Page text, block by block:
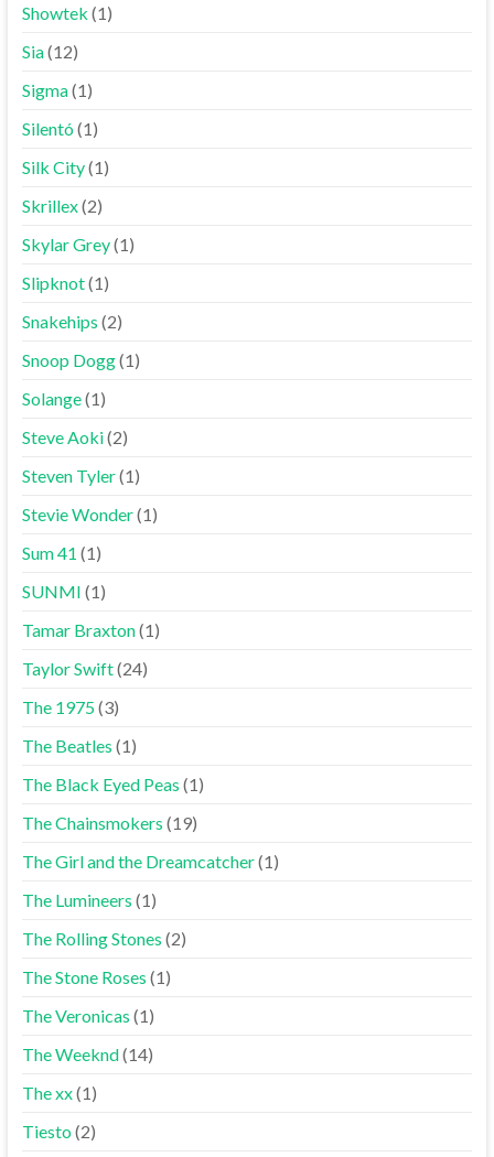
Showtek (1)
Sia(12)
Sigma(1)
Silentó(1)
Silk City(1)
Skrillex(2)
Skylar Grey(1)
Slipknot(1)
Snakehips (2)
Snoop Dogg(1)
Solange(1)
Steve Aoki(2)
Steven Tyler(1)
Stevie Wonder(1)
Sum 41 (1)
SUNMI (1)
Tamar Braxton(1)
Taylor Swift(24)
The 1975(3)
The Beatles (1)
The Black Eyed Peas (1)
The Chainsmokers (19)
The Girl and the Dreamcatcher(1)
The Lumineers (1)
The Rolling Stones (2)
The Stone Roses (1)
The Veronicas (1)
The Weeknd(14)
The xx(1)
Tiesto(2)